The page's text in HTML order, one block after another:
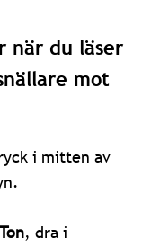
när du läser
mot
i mitten av
Ton, dra i